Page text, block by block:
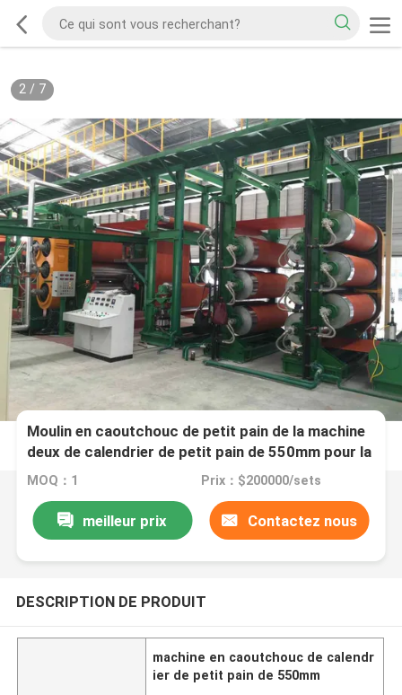
2/ 7
Moulin en caoutchouc de petit pain de la machine
deux de calendrier de petit pain de 550mm pour la
composition en caoutchouc
MOQ：1 Prix：$200000/sets
meilleur prix Contactez nous
DESCRIPTION DE PRODUIT
machine en caoutchouc de calendr
ier de petit pain de 550mm